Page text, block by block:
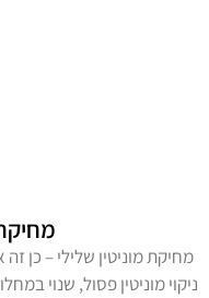
מחיקת מוניטין שלילי – כן
ניקוי מוניטין פסול, שנוי